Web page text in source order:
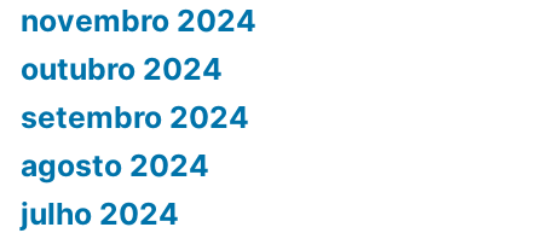
novembro 2024
outubro 2024
setembro 2024
agosto 2024
julho 2024